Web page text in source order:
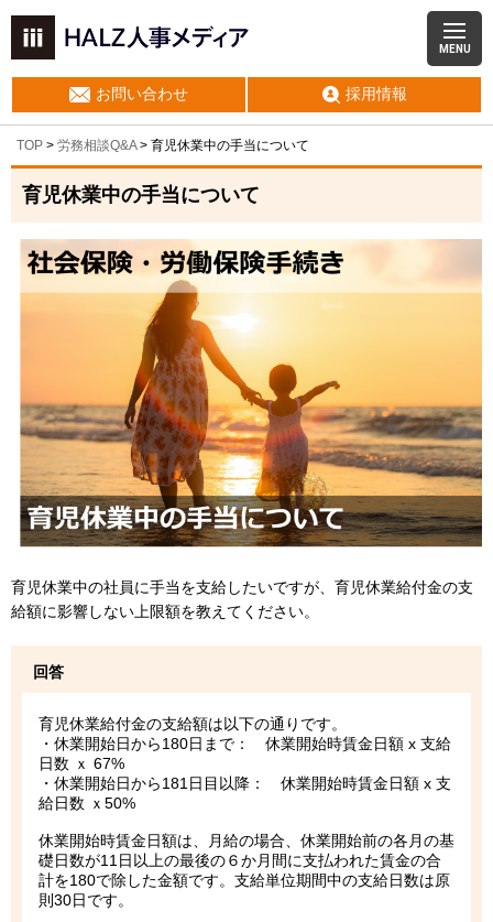
MENU
お問い合わせ 採用情報
TOP > 労務相談Q&A> 育児休業中の手当について
育児休業中の手当について
育児休業中の社員に手当を支給したいですが、育児休業給付金の支
給額に影響しない上限額を教えてください。
回答
育児休業給付金の支給額は以下の通りです。
・休業開始日から180日まで： 休業開始時賃金日額 x 支給
日数 ｘ 67%
・休業開始日から181日目以降： 休業開始時賃金日額 x 支
給日数 ｘ50%
休業開始時賃金日額は、月給の場合、休業開始前の各月の基
礎日数が11日以上の最後の６か月間に支払われた賃金の合
計を180で除した金額です。支給単位期間中の支給日数は原
則30日です。